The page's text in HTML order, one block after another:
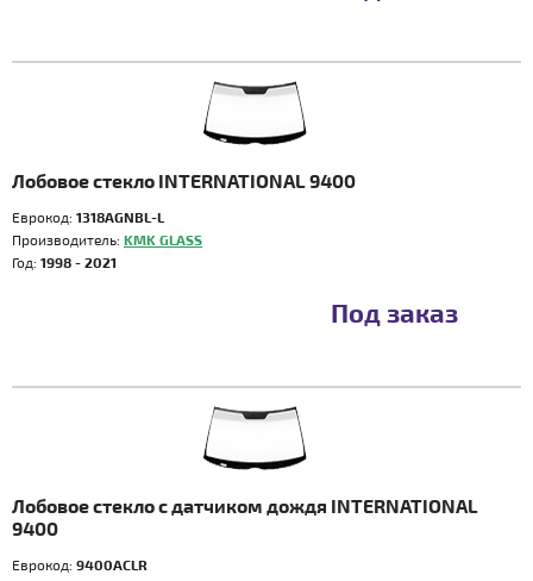
Лобовое стекло INTERNATIONAL 9400
Еврокод: 1318AGNBL-L
Производитель: KMK GLASS
Год: 1998 - 2021
Под заказ
Лобовое стекло с датчиком дождя INTERNATIONAL
9400
Еврокод: 9400ACLR